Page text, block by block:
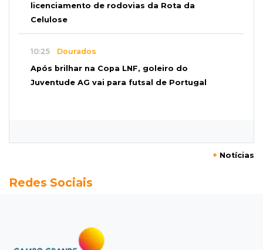
licenciamento de rodovias da Rota da
Celulose
10:25 Dourados
Após brilhar na Copa LNF, goleiro do
Juventude AG vai para futsal de Portugal
destaques da semana
10:05
19 viagens num dia
Resultado da enquete
+ Notícias
Redes Sociais